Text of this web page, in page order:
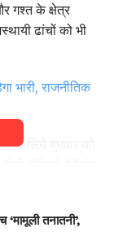
गश्त के क्षेत्र
ढांचों को भी
भारी, राजनीतिक
के लिये बुधवार को
से दोनों पक्ष वहां
के डोकलाम
विवाद खत्म करने
तनातनी’,